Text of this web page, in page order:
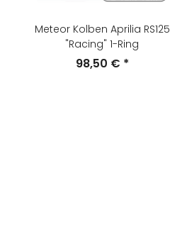
Meteor Kolben Aprilia RS125
"Racing" 1-Ring
98,50 € *